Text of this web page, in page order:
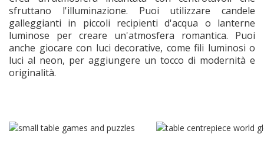
sfruttano l'illuminazione. Puoi utilizzare candele
galleggianti in piccoli recipienti d'acqua o lanterne
luminose per creare un'atmosfera romantica. Puoi
anche giocare con luci decorative, come fili luminosi o
luci al neon, per aggiungere un tocco di modernità e
originalità.